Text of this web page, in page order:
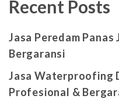
Recent Posts
Jasa Peredam
Bergaransi
Jasa Waterproofing
Profesional &